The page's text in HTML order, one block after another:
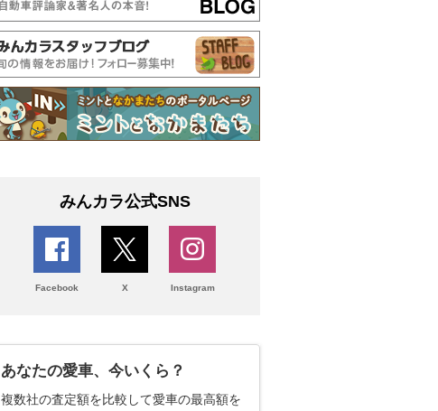
みんカラ公式SNS
Facebook X Instagram
あなたの愛車、今いくら？
複数社の査定額を比較して愛車の最高額を